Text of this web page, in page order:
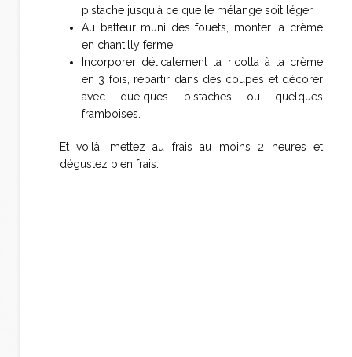
pistache jusqu'à ce que le mélange soit léger.
Au batteur muni des fouets, monter la crème
en chantilly ferme.
Incorporer délicatement la ricotta à la crème
en 3 fois, répartir dans des coupes et décorer
avec quelques pistaches ou quelques
framboises.
Et voilà, mettez au frais au moins 2 heures et
dégustez bien frais.